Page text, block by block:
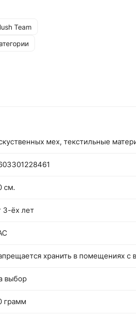
Team
мех, текстильные
см.
3-ёх лет
хранить в помещениях с
выбор
грамм